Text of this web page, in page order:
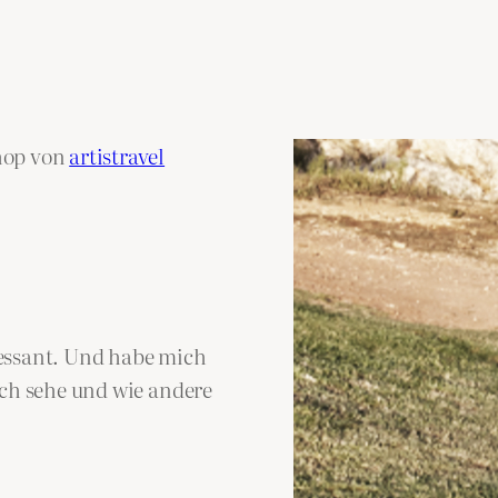
von artistravel
Und habe mich
sehe und wie andere